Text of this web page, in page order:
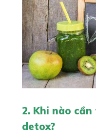
2. Khi nào
detox?